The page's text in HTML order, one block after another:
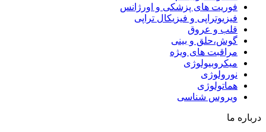
فوریت های پزشکی و اورژانس
فیزیوتراپی و فیزیکال تراپی
قلب و عروق
گوش،حلق و بینی
مراقبت های ویژه
میکروبیولوژی
نورولوژی
هماتولوژی
ویروس شناسی
درباره ما